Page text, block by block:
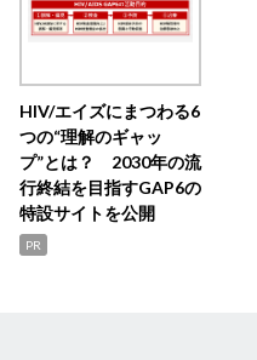
HIV/エイズにまつわる6
つの“理解のギャッ
プ”とは？ 2030年の流
行終結を目指すGAP6の
特設サイトを公開
PR